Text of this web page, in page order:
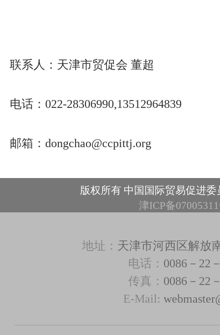
联系人：天津市贸促会 董超
电话：022-28306990,13512964839
邮箱：dongchao@ccpittj.org
版权所有 中国国际贸易促进
津ICP备
地址： 天津市河西区解放
电话： 0086－22
传真： 0086－22
E-Mail: